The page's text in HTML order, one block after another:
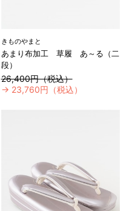
きものやまと
あまり布加工 草履 あ～る（二
段）
26,400円（税込）
→ 23,760円（税込）